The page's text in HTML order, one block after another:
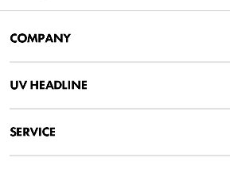
COMPANY
UV HEADLINE
SERVICE